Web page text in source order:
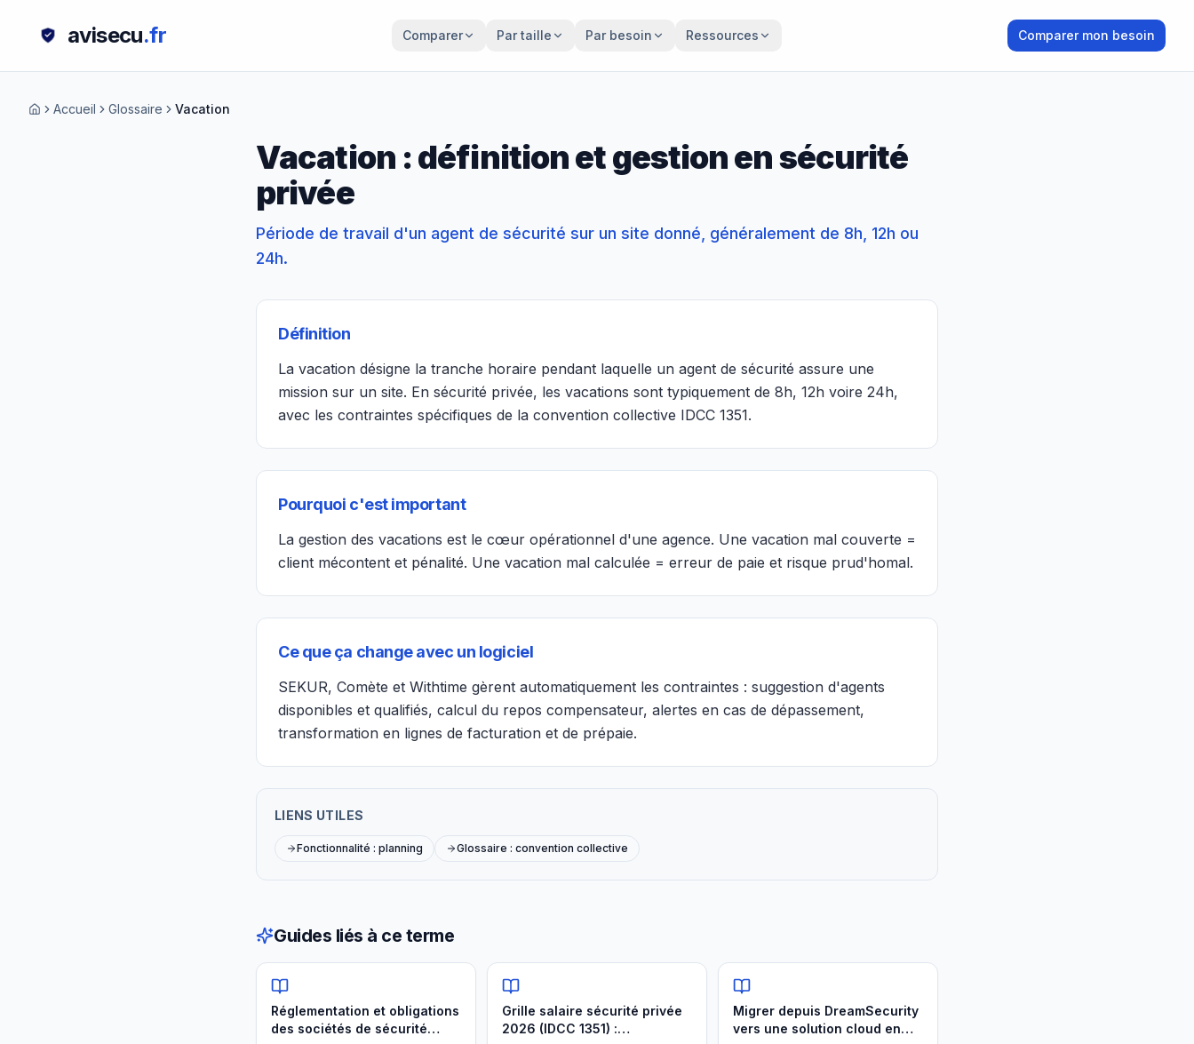
avisecu.fr Comparer Par taille Par besoin Ressources Comparer mon besoin
Accueil Glossaire Vacation
Vacation : définition et gestion en sécurité
privée
Période de travail d'un agent de sécurité sur un site donné, généralement de 8h, 12h ou
24h.
Définition
La vacation désigne la tranche horaire pendant laquelle un agent de sécurité assure une
mission sur un site. En sécurité privée, les vacations sont typiquement de 8h, 12h voire 24h,
avec les contraintes spécifiques de la convention collective IDCC 1351.
Pourquoi c'est important
La gestion des vacations est le cœur opérationnel d'une agence. Une vacation mal couverte =
client mécontent et pénalité. Une vacation mal calculée = erreur de paie et risque prud'homal.
Ce que ça change avec un logiciel
SEKUR, Comète et Withtime gèrent automatiquement les contraintes : suggestion d'agents
disponibles et qualifiés, calcul du repos compensateur, alertes en cas de dépassement,
transformation en lignes de facturation et de prépaie.
LIENS UTILES
Fonctionnalité : planning Glossaire : convention collective
Guides liés à ce terme
Réglementation et obligations
des sociétés de sécurité
Grille salaire sécurité privée
2026 (IDCC 1351) :
Migrer depuis DreamSecurity
vers une solution cloud en